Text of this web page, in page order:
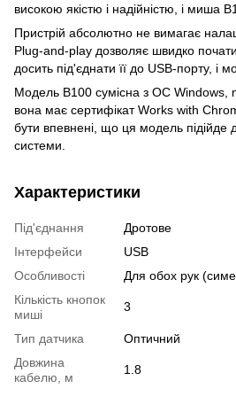
високою якістю і надійністю, і миша
Пристрій абсолютно не вимагає
Plug-and-play дозволяє швидко
досить під'єднати її до USB-порту, і
Модель B100 сумісна з ОС Windows,
вона має сертифікат Works with
бути впевнені, що ця модель підійде
системи.
Характеристики
Під'єднання
Дротове
Інтерфейси
USB
Особливості
Для обох рук
Кількість кнопок
миші
3
Тип датчика
Оптичний
Довжина
кабелю, м
1.8